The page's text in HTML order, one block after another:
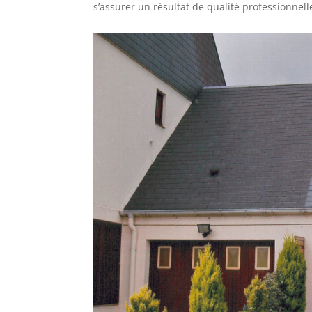
s’assurer un résultat de qualité